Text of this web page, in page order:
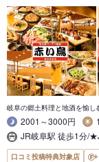
岐阜の郷土料理と地酒を愉し
2001～3000円
JR岐阜駅 徒歩1分/
口コミ投稿特典対象店